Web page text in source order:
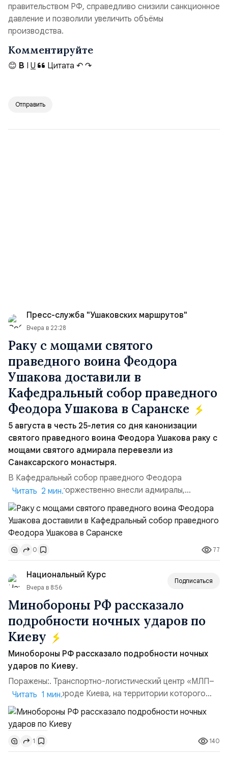
правительством РФ, справедливо снизили санкционное
давление и позволили увеличить объёмы
производства.
Комментируйте
😊 B I U Цитата ↶ ↷
Отправить
Пресс-служба "Ушаковских маршрутов"
Вчера в 22:28
Раку с мощами святого
праведного воина Феодора
Ушакова доставили в
Кафедральный собор праведного
Феодора Ушакова в Саранске
5 августа в честь 25-летия со дня канонизации
святого праведного воина Феодора Ушакова раку с
мощами святого адмирала перевезли из
Санаксарского монастыря.
В Кафедральный собор праведного Феодора
Ушакова раку торжественно внесли адмиралы,
участвовавшие в канонизации святого праведного
воина Феодора Ушакова 25 лет назад:Адмирал
Владимир Прокофьевич Валуев, командующий
Балтийским флотом ВМФ России (2001–2006
гг.);Адмирал Владимир Петрович Комоедов,
командующий Черноморским флотом ВМФ России
(1998–2002 г...
Читать 2 мин.
0 77
Национальный Курс
Вчера в 8:56
Подписаться
Минобороны РФ рассказало
подробности ночных ударов по
Киеву
Минобороны РФ рассказало подробности ночных
ударов по Киеву.
Поражены:. Транспортно-логистический центр «МЛП–
Чайка» в пригороде Киева, на территории которого
осуществлялось хранение, сборка а также запуск с
прилегающего полевого аэродром «Чайка»
дальнобойных БПЛА ВСУ; Складские помещения
«Транс-Логистик» в Оболонском районе г. Киев,
использовавшиеся для хранения военного
Читать 1 мин.
1 140